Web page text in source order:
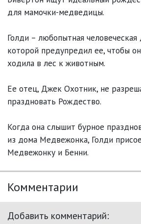
для мамочки-медведицы.
Голди – любопытная человеческая
которой предупредил ее, чтобы
ходила в лес к животным.
Ее отец, Джек Охотник, не
праздновать Рождество.
Когда она слышит бурное
из дома Медвежонка, Голди
Медвежонку и Бенни.
Комментарии
Добавить комментарий: